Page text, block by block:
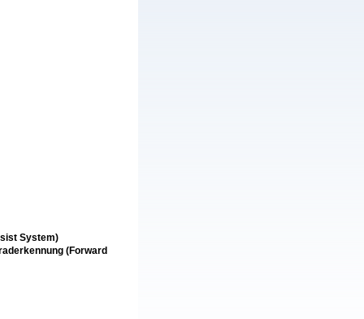
System)
(Forward